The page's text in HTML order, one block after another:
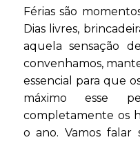
Férias são
Dias livres,
aquela sensação
convenhamos,
essencial para que
máximo esse
completamente os
o ano. Vamos falar